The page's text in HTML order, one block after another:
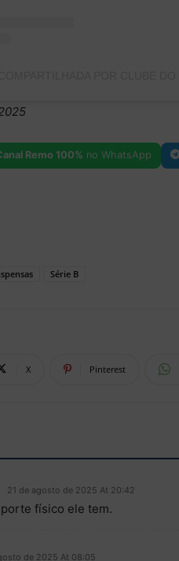
Remo 100% no WhatsApp
Série B
X Pinterest
21 de agosto de 2025 At 20:42
físico ele tem.
de 2025 At 08:05